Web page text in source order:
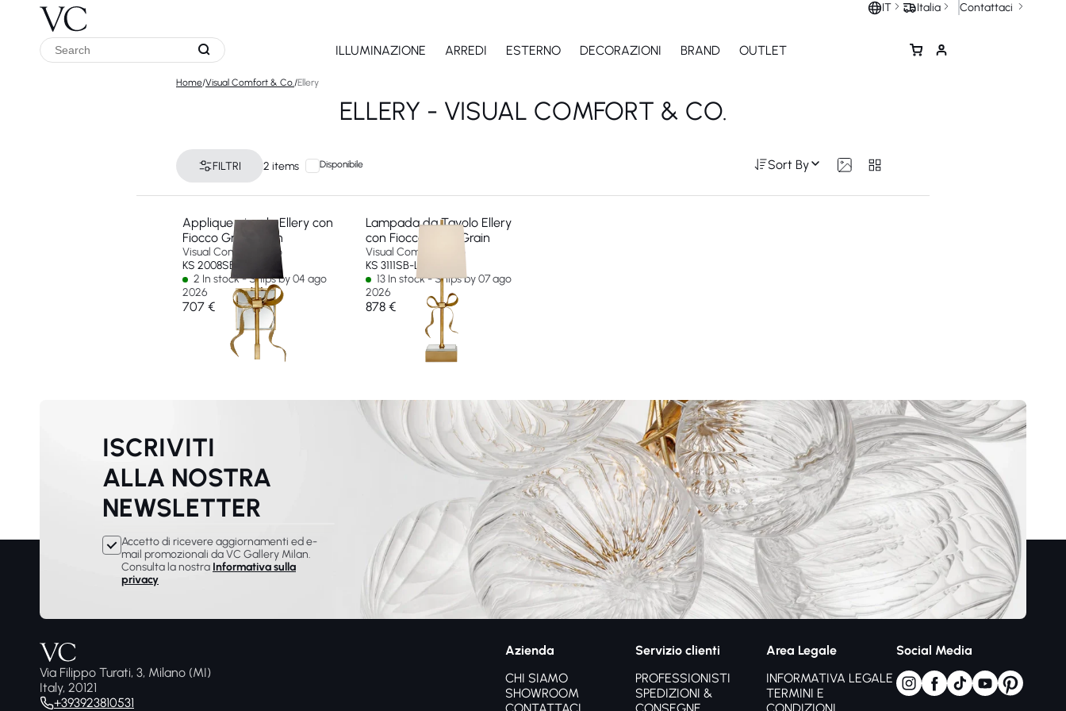
IT Italia Contattaci
ILLUMINAZIONE ARREDI ESTERNO DECORAZIONI BRAND OUTLET
Home/Visual Comfort & Co./Ellery
ELLERY - VISUAL COMFORT & CO.
FILTRI 2 items Disponibile Sort By
Applique piccolo Ellery con
Fiocco Gros-Grain
Visual Comfort & Co
KS 2008SB-B-EU
2 In stock - Ships by 04 ago
2026
707 €
Lampada da Tavolo Ellery
con Fiocco Gros-Grain
Visual Comfort & Co
KS 3111SB-L-EU
13 In stock - Ships by 07 ago
2026
878 €
ISCRIVITI
ALLA NOSTRA
NEWSLETTER
Accetto di ricevere aggiornamenti ed e-
mail promozionali da VC Gallery Milan.
Consulta la nostra Informativa sulla
privacy
Via Filippo Turati, 3, Milano (MI)
Italy, 20121
+393923810531
Azienda
CHI SIAMO
SHOWROOM
Servizio clienti
PROFESSIONISTI
SPEDIZIONI &
Area Legale
INFORMATIVA LEGALE
TERMINI E
Social Media